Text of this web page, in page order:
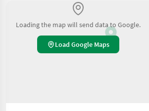
Loading the map will send data to Google.
Load Google Maps